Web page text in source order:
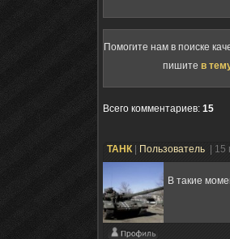
Помогите нам в поиске
пишите в
Всего комментариев: 15
ТАНК| Пользователь |
В такие